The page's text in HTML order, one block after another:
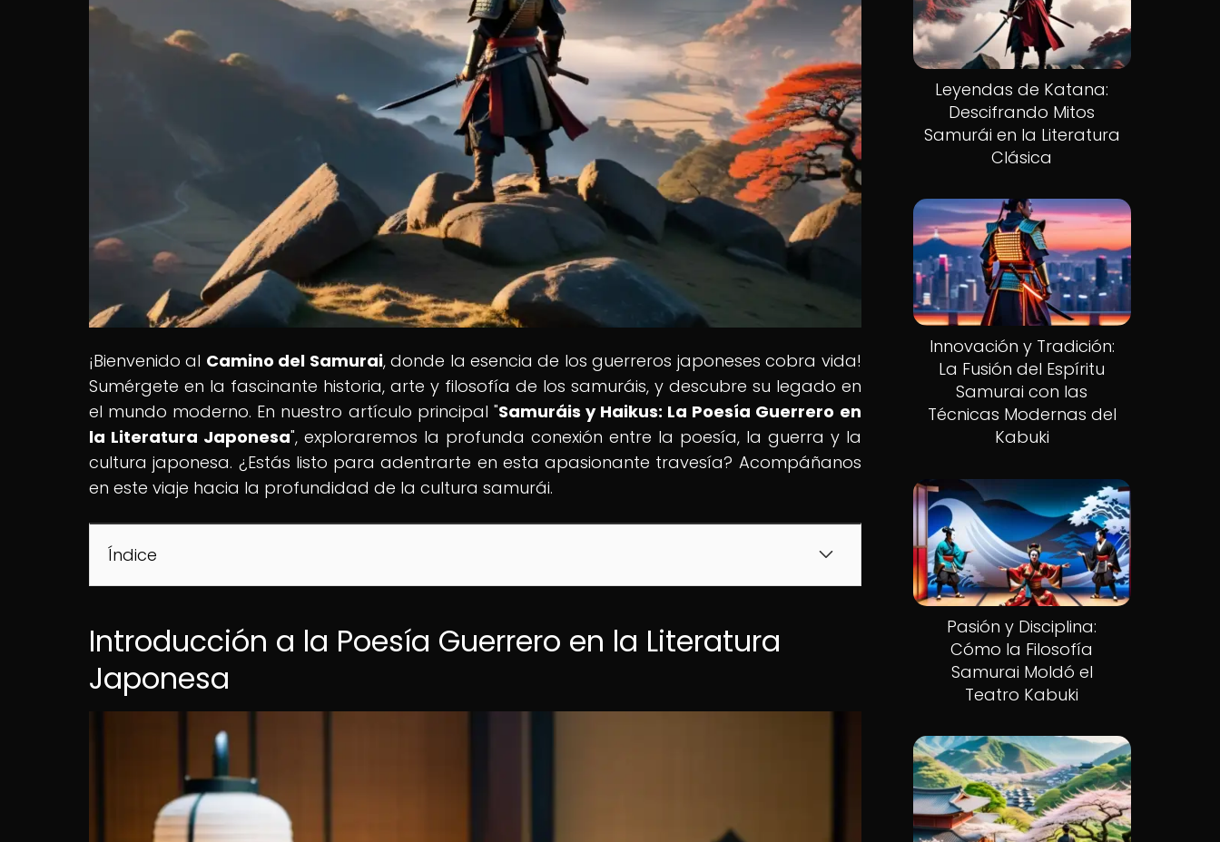
¡Bienvenido al Camino del Samurai, donde la esencia de los guerreros japoneses cobra vida!
Sumérgete en la fascinante historia, arte y filosofía de los samuráis, y descubre su legado en
el mundo moderno. En nuestro artículo principal "Samuráis y Haikus: La Poesía Guerrero en
la Literatura Japonesa", exploraremos la profunda conexión entre la poesía, la guerra y la
cultura japonesa. ¿Estás listo para adentrarte en esta apasionante travesía? Acompáñanos
en este viaje hacia la profundidad de la cultura samurái.
Índice
Introducción a la Poesía Guerrero en la Literatura
Japonesa
Leyendas de Katana:
Descifrando Mitos
Samurái en la Literatura
Clásica
Innovación y Tradición:
La Fusión del Espíritu
Samurai con las
Técnicas Modernas del
Kabuki
Pasión y Disciplina:
Cómo la Filosofía
Samurai Moldó el
Teatro Kabuki